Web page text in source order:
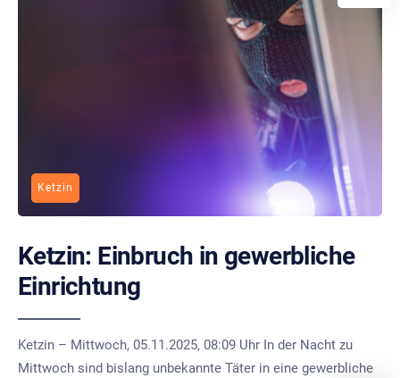
Ketzin
Ketzin: Einbruch in gewerbliche
Einrichtung
Ketzin – Mittwoch, 05.11.2025, 08:09 Uhr In der Nacht zu
Mittwoch sind bislang unbekannte Täter in eine gewerbliche